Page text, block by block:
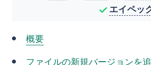
エイペッ
概要
ファイルの新規バージョンを